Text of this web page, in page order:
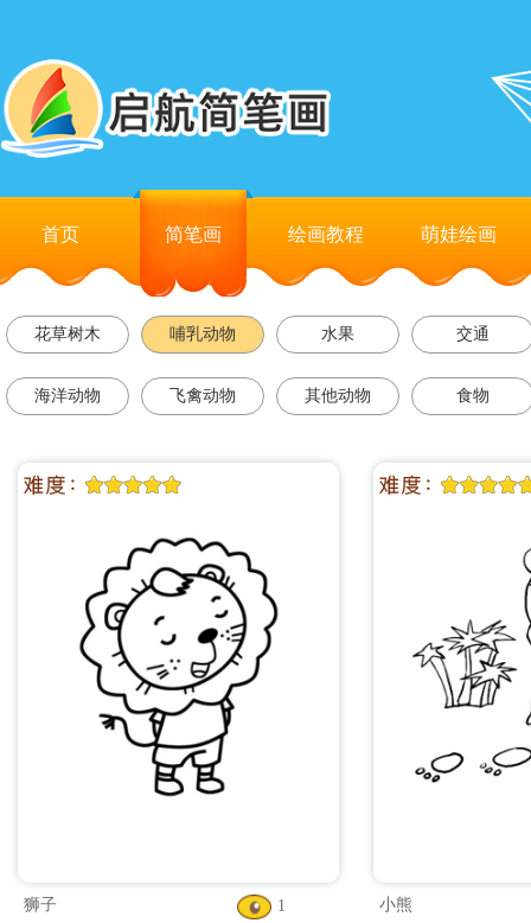
首页 简笔画 绘画教程 萌娃绘画
花草树木 哺乳动物 水果 交通
海洋动物 飞禽动物 其他动物 食物
狮子 1 小熊